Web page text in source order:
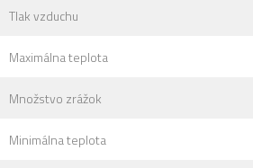
Tlak vzduchu
Maximálna teplota
Množstvo zrážok
Minimálna teplota